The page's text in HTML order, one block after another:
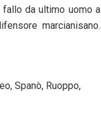
fallo da ultimo uomo a
marcianisano.
Spanò, Ruoppo,